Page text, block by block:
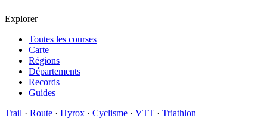
Explorer
Toutes les courses
Carte
Régions
Départements
Records
Guides
Trail · Route · Hyrox · Cyclisme · VTT · Triathlon